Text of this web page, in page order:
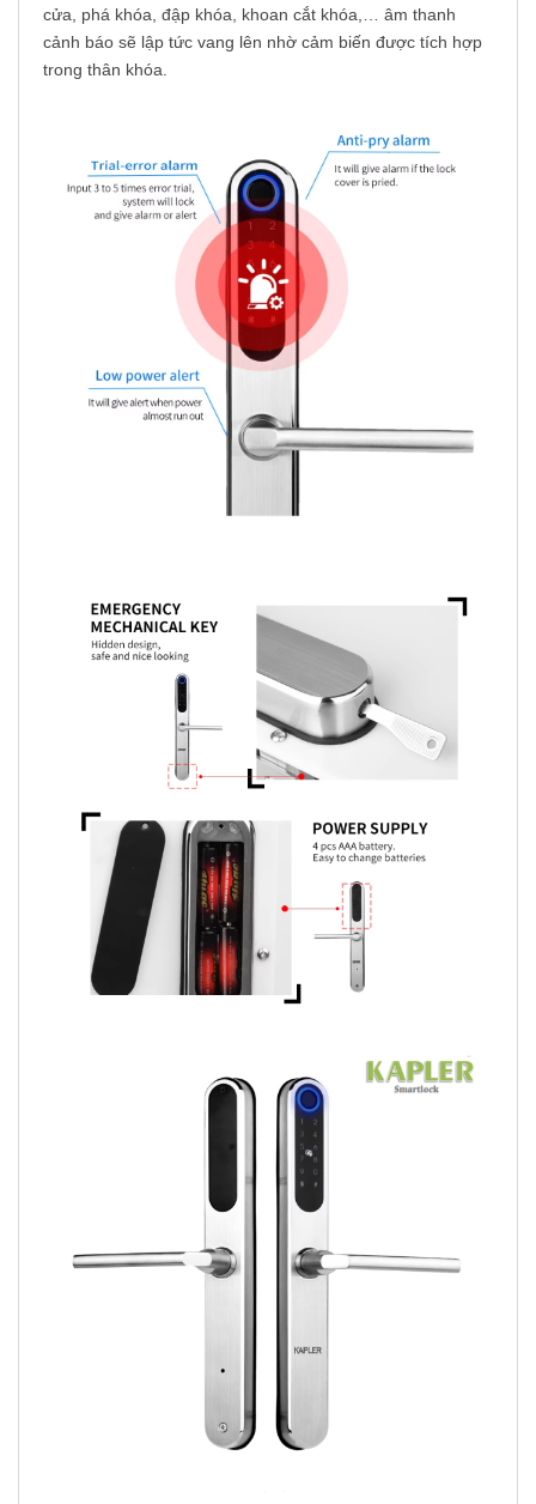
cửa, phá khóa, đập khóa, khoan cắt khóa,… âm thanh
cảnh báo sẽ lập tức vang lên nhờ cảm biến được tích hợp
trong thân khóa.